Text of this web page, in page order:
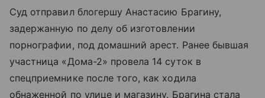
Суд отправил блогершу Анастасию Брагину,
задержанную по делу об изготовлении
порнографии, под домашний арест. Ранее бывшая
участница «Дома-2» провела 14 суток в
спецприемнике после того, как ходила
обнаженной по улице и магазину. Брагина стала